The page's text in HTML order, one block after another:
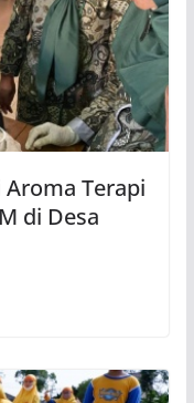
Aroma Terapi
di Desa